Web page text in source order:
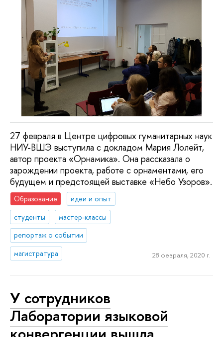
27 февраля в Центре цифровых гуманитарных наук
НИУ-ВШЭ выступила с докладом Мария Лолейт,
автор проекта «Орнамика». Она рассказала о
зарождении проекта, работе с орнаментами, его
будущем и предстоящей выставке «Небо Узоров».
Образование
идеи и опыт
студенты
мастер-классы
репортаж о событии
магистратура
28 февраля, 2020 г.
У сотрудников
Лаборатории языковой